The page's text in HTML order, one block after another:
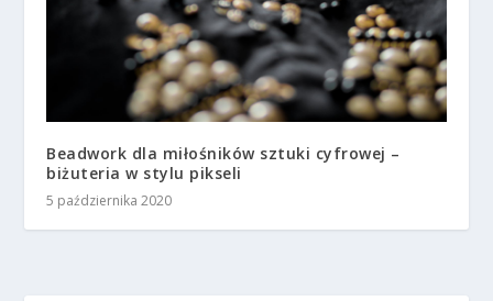
Beadwork dla miłośników sztuki cyfrowej –
biżuteria w stylu pikseli
5 października 2020